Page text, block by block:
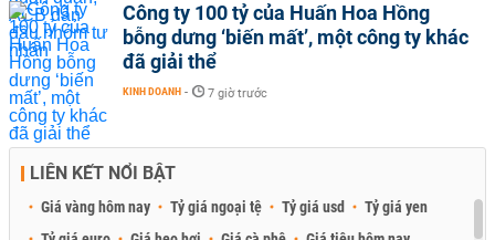
Công ty 100 tỷ của Huấn Hoa Hồng
bỗng dưng ‘biến mất’, một công ty khác
đã giải thể
KINH DOANH - 7 giờ trước
LIÊN KẾT NỔI BẬT
Giá vàng hôm nay Tỷ giá ngoại tệ Tỷ giá usd
Tỷ giá yen